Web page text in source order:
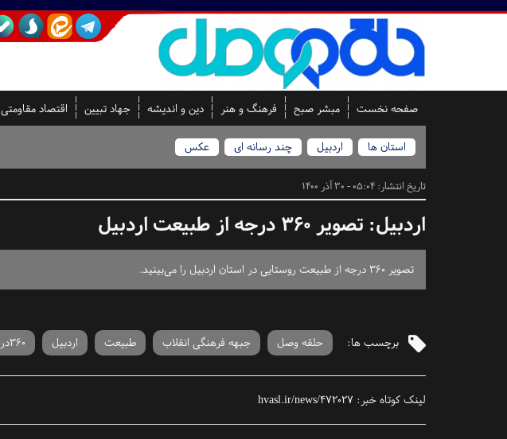
صفحه نخست مبشر صبح فرهنگ و هنر دین و اندیشه جهاد تبیین اقتصاد مقاومتی
استان ها اردبیل چند رسانه ای عکس
تاریخ انتشار: 05:04 - 30 آذر 1400
اردبیل: تصویر ۳۶۰ درجه از طبیعت اردبیل
تصویر ۳۶۰ درجه از طبیعت روستایی در استان اردبیل را می‌بینید.
برچسب ها: حلقه وصل جبهه فرهنگی انقلاب طبیعت اردبیل 360درجه
لینک کوتاه خبر: hvasl.ir/news/472027